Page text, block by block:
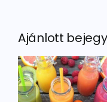
Ajánlott
A
és